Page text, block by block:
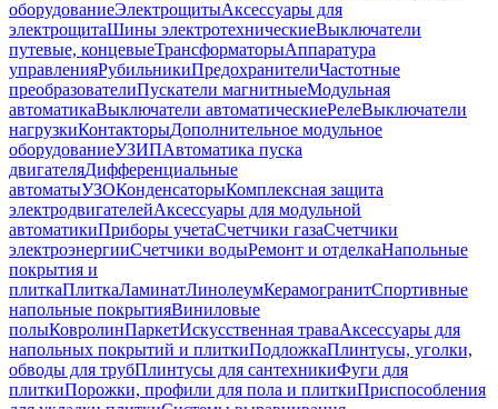
оборудованиеЭлектрощитыАксессуары для
электрощитаШины электротехническиеВыключатели
путевые, концевыеТрансформаторыАппаратура
управленияРубильникиПредохранителиЧастотные
преобразователиПускатели магнитныеМодульная
автоматикаВыключатели автоматическиеРелеВыключатели
нагрузкиКонтакторыДополнительное модульное
оборудованиеУЗИПАвтоматика пуска
двигателяДифференциальные
автоматыУЗОКонденсаторыКомплексная защита
электродвигателейАксессуары для модульной
автоматикиПриборы учетаСчетчики газаСчетчики
электроэнергииСчетчики водыРемонт и отделкаНапольные
покрытия и
плиткаПлиткаЛаминатЛинолеумКерамогранитСпортивные
напольные покрытияВиниловые
полыКовролинПаркетИскусственная траваАксессуары для
напольных покрытий и плиткиПодложкаПлинтусы, уголки,
обводы для трубПлинтусы для сантехникиФуги для
плиткиПорожки, профили для пола и плиткиПриспособления